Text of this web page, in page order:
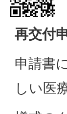
再交付
申請書
しい医